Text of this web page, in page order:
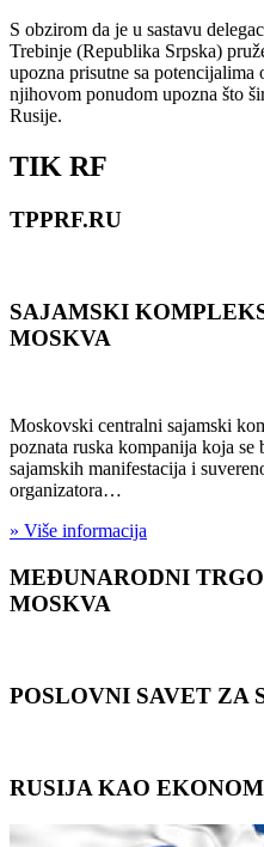
S obzirom da je u sastavu
Trebinje (Republika Srpska)
upozna prisutne sa potencijalima
njihovom ponudom upozna što
Rusije.
TIK RF
TPPRF.RU
SAJAMSKI
MOSKVA
Moskovski centralni sajamski
poznata ruska kompanija koja
sajamskih manifestacija i
organizatora…
» Više informacija
MEĐUNARODNI
MOSKVA
POSLOVNI SAVET ZA
RUSIJA KAO